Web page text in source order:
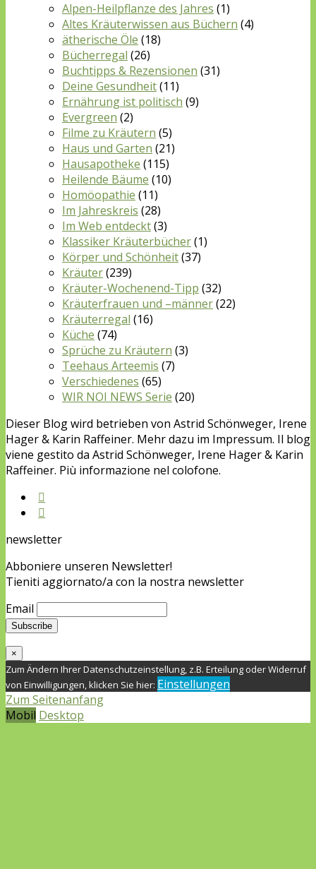
Alpen-Heilpflanze des Jahres (1)
Altes Kräuterwissen aus Büchern (4)
ätherische Öle (18)
Bücherregal (26)
Buchtipps & Rezensionen (31)
Deine Gesundheit(11)
Ernährung ist politisch (9)
Evergreen (2)
Filme zu Kräutern (5)
Haus und Garten (21)
Hausapotheke (115)
Heilende Bäume (10)
Homöopathie (11)
Im Jahreskreis (28)
Im Web entdeckt(3)
Klassiker Kräuterbücher(1)
Körper und Schönheit(37)
Kräuter(239)
Kräuter-Wochenend-Tipp (32)
Kräuterfrauen und –männer(22)
Kräuterregal (16)
Küche (74)
Sprüche zu Kräutern (3)
Teehaus Arteemis (7)
Verschiedenes (65)
WIR NOI NEWS Serie (20)
Dieser Blog wird betrieben von Astrid Schönweger, Irene
Hager & Karin Raffeiner. Mehr dazu im Impressum. Il blog
viene gestito da Astrid Schönweger, Irene Hager & Karin
Raffeiner. Più informazione nel colofone.
newsletter
Abboniere unseren Newsletter!
Tieniti aggiornato/a con la nostra newsletter
Email
×
Zum Ändern Ihrer Datenschutzeinstellung, z.B. Erteilung oder Widerruf
von Einwilligungen, klicken Sie hier: Einstellungen
Zum Seitenanfang
Mobil Desktop